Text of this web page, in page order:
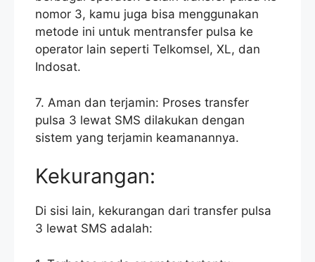
nomor 3, kamu juga bisa menggunakan
metode ini untuk mentransfer pulsa ke
operator lain seperti Telkomsel, XL, dan
Indosat.
7. Aman dan terjamin: Proses transfer
pulsa 3 lewat SMS dilakukan dengan
sistem yang terjamin keamanannya.
Kekurangan:
Di sisi lain, kekurangan dari transfer pulsa
3 lewat SMS adalah: